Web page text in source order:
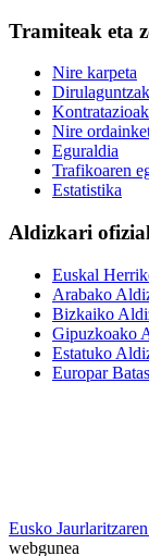
Tramiteak eta
Nire karpeta
Dirulaguntzak
Kontratazioak
Nire
Eguraldia
Trafikoaren
Estatistika
Aldizkari
Euskal
Arabako
Bizkaiko
Gipuzkoako
Estatuko
Europar
Eusko
webgunea